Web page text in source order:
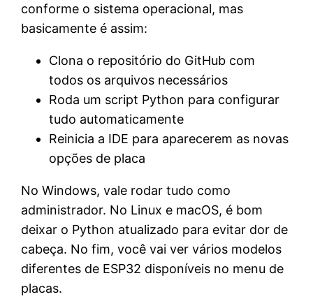
conforme o sistema operacional, mas
basicamente é assim:
Clona o repositório do GitHub com
todos os arquivos necessários
Roda um script Python para configurar
tudo automaticamente
Reinicia a IDE para aparecerem as novas
opções de placa
No Windows, vale rodar tudo como
administrador. No Linux e macOS, é bom
deixar o Python atualizado para evitar dor de
cabeça. No fim, você vai ver vários modelos
diferentes de ESP32 disponíveis no menu de
placas.